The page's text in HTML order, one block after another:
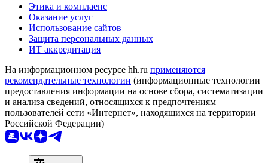
Этика и комплаенс
Оказание услуг
Использование сайтов
Защита персональных данных
ИТ аккредитация
На информационном ресурсе hh.ru применяются
рекомендательные технологии (информационные технологии
предоставления информации на основе сбора, систематизации
и анализа сведений, относящихся к предпочтениям
пользователей сети «Интернет», находящихся на территории
Российской Федерации)